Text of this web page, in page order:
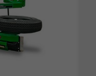
necessários
para o
funcionamento